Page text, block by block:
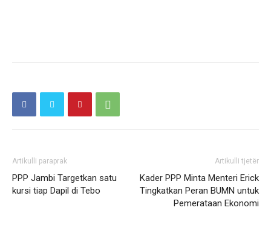
Artikulli paraprak
PPP Jambi Targetkan satu
kursi tiap Dapil di Tebo
Artikulli tjetër
Kader PPP Minta Menteri Erick
Tingkatkan Peran BUMN untuk
Pemerataan Ekonomi